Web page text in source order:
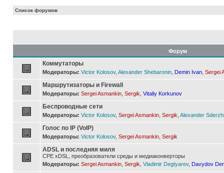
Список форумов
Форум
Коммутаторы
Модераторы: Victor Kolosov, Alexander Shebaronin Demin Ivan Sergei
Маршрутизаторы и Firewall
Модераторы: Sergei Asmankin Sergik Vitaliy Korkunov
Беспроводные сети
Модераторы: Victor Kolosov, Sergei Asmankin Sergik Alexander
Голос по IP (VoIP)
Модераторы: Victor Kolosov, Sergei Asmankin Sergik
ADSL и последняя миля
CPE xDSL, преобразователи среды и медиаконверторы
Модераторы: Sergei Asmankin Sergik Vladimir Degtyarev, Davydov